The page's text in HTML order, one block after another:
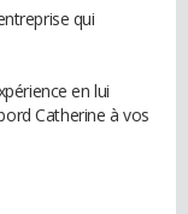
qui
en lui
Catherine à vos